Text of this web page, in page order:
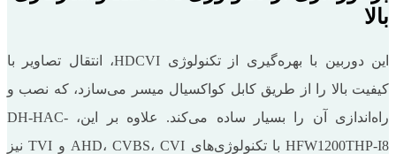
بالا
این دوربین با بهره‌گیری از تکنولوژی HDCVI، انتقال تصاویر با
کیفیت بالا را از طریق کابل کواکسیال میسر می‌سازد، که نصب و
راه‌اندازی آن را بسیار ساده می‌کند. علاوه بر این، DH-HAC-
HFW1200THP-I8 با تکنولوژی‌های AHD، CVBS، CVI و TVI نیز